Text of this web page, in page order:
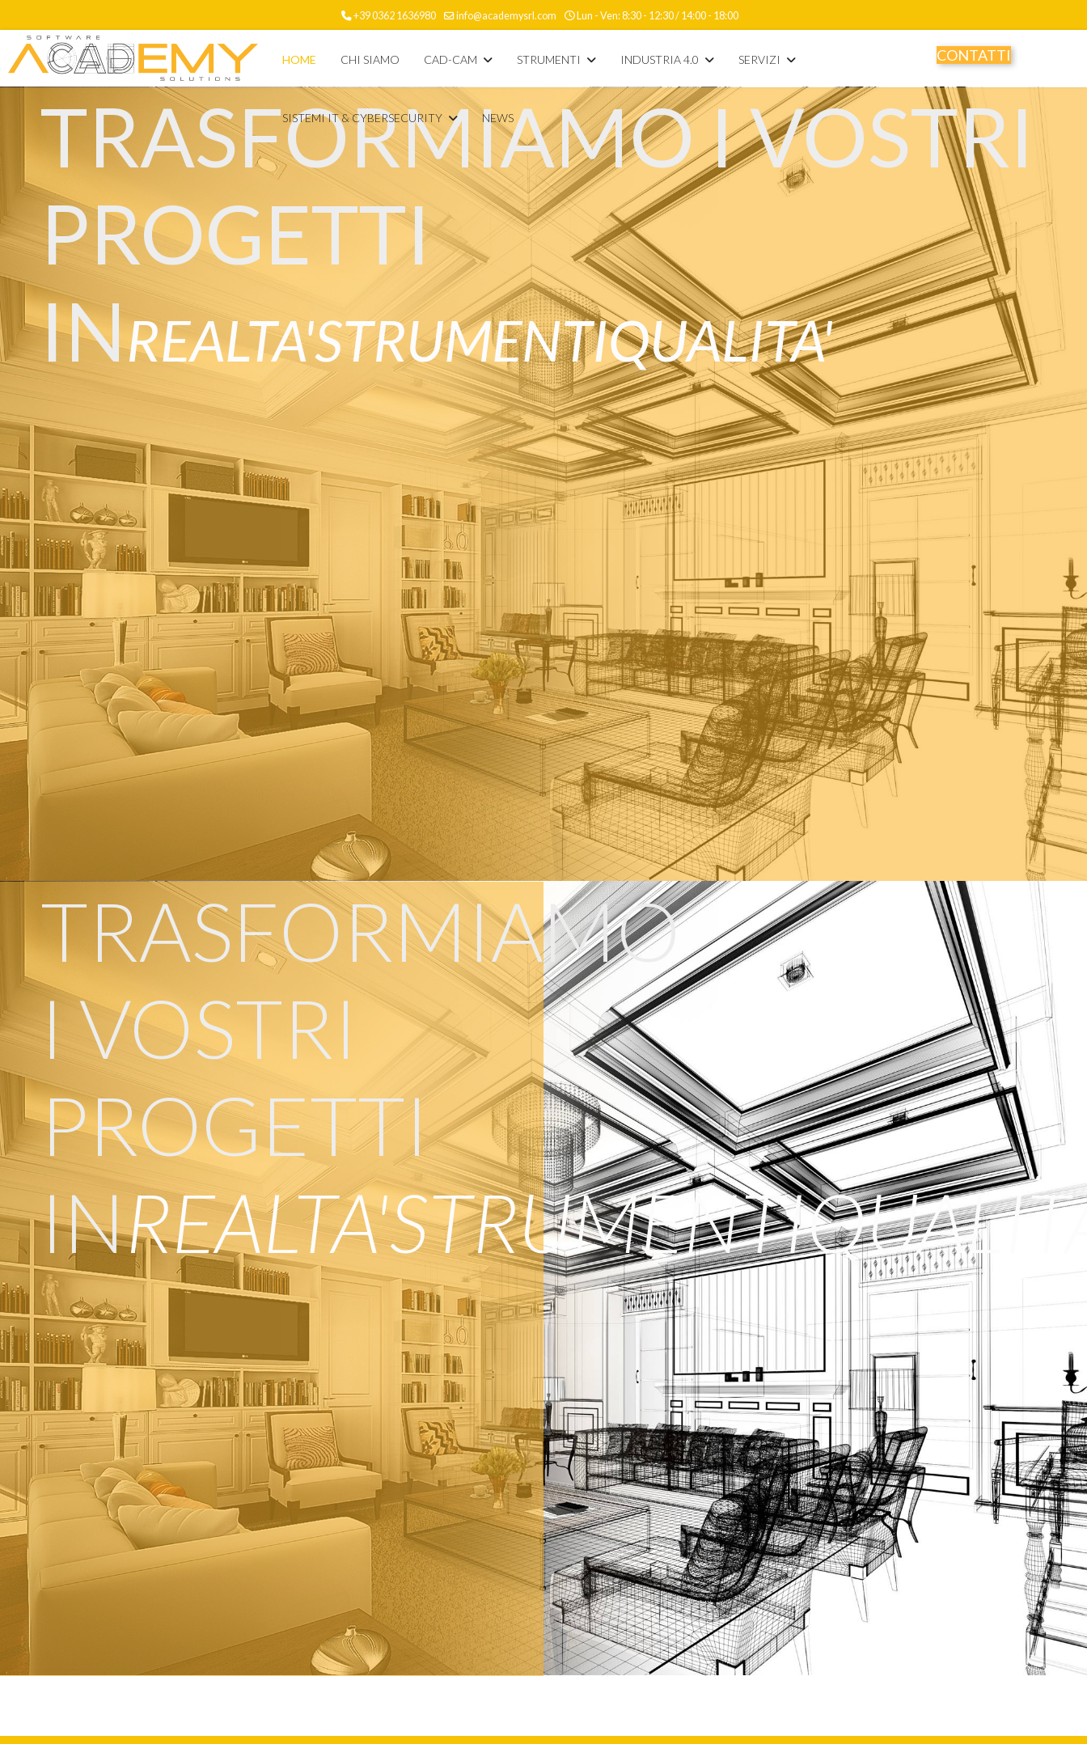
+39 0362 1636980 info@academysrl.com Lun - Ven: 8:30 - 12:30 / 14:00 - 18:00
HOME CHI SIAMO CAD-CAM STRUMENTI INDUSTRIA 4.0 SERVIZI
SISTEMI IT & CYBERSECURITY NEWS
CONTATTI
TRASFORMIAMO I VOSTRI
PROGETTI
INREALTA'STRUMENTIQUALITA'
TRASFORMIAMO
I VOSTRI
PROGETTI
INREALTA'STRUMENTI